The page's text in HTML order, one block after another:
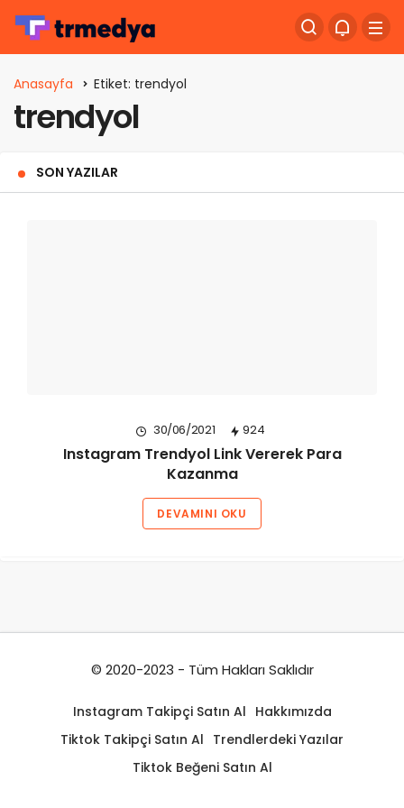
Anasayfa Etiket: trendyol
trendyol
SON YAZILAR
30/06/2021 924
Instagram Trendyol Link Vererek Para
Kazanma
DEVAMINI OKU
© 2020-2023 - Tüm Hakları Saklıdır
Instagram Takipçi Satın Al Hakkımızda
Tiktok Takipçi Satın Al Trendlerdeki Yazılar
Tiktok Beğeni Satın Al